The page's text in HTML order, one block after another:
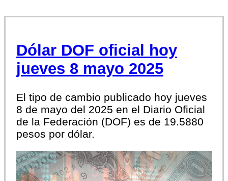
Dólar DOF oficial hoy
jueves 8 mayo 2025
El tipo de cambio publicado hoy jueves
8 de mayo del 2025 en el Diario Oficial
de la Federación (DOF) es de 19.5880
pesos por dólar.